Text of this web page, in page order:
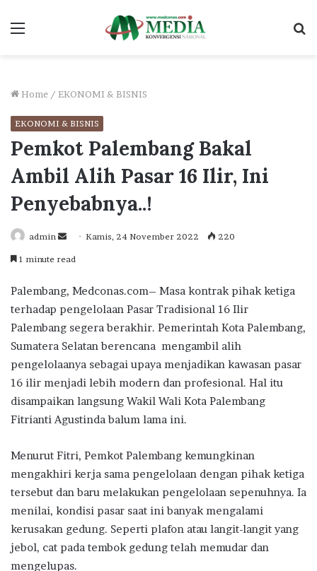
Menu
Home / EKONOMI & BISNIS
EKONOMI & BISNIS
Pemkot Palembang Bakal
Ambil Alih Pasar 16 Ilir, Ini
Penyebabnya..!
admin
SendKamis, 24 November 2022 220
1 minute read
Palembang, Medconas.com– Masa kontrak pihak ketiga
terhadap pengelolaan Pasar Tradisional 16 Ilir
Palembang segera berakhir. Pemerintah Kota Palembang,
Sumatera Selatan berencana mengambil alih
pengelolaanya sebagai upaya menjadikan kawasan pasar
16 ilir menjadi lebih modern dan profesional. Hal itu
disampaikan langsung Wakil Wali Kota Palembang
Fitrianti Agustinda balum lama ini.
Menurut Fitri, Pemkot Palembang kemungkinan
mengakhiri kerja sama pengelolaan dengan pihak ketiga
tersebut dan baru melakukan pengelolaan sepenuhnya. Ia
menilai, kondisi pasar saat ini banyak mengalami
kerusakan gedung. Seperti plafon atau langit-langit yang
jebol, cat pada tembok gedung telah memudar dan
mengelupas.